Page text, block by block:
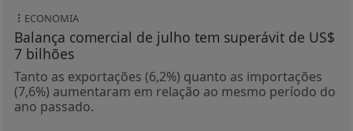
ECONOMIA
Balança comercial de julho tem superávit de US$
7 bilhões
Tanto as exportações (6,2%) quanto as importações
(7,6%) aumentaram em relação ao mesmo período do
ano passado.